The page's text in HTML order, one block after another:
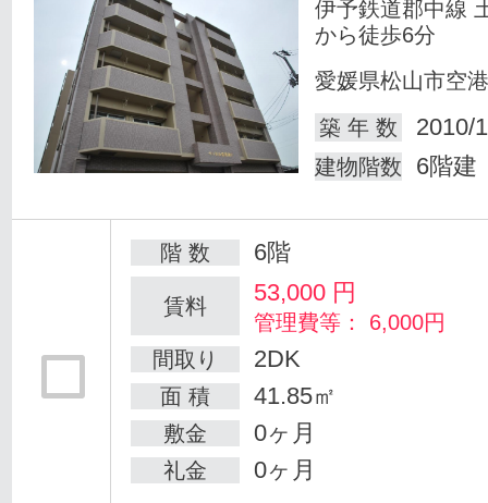
伊予鉄道郡中線
から徒歩6分
愛媛県松山市空
築 年 数
2010/
建物階数 6階建
階 数 6階
賃料 53,000 円
管理費等： 6,000円
間取り
2DK
面 積 41.85㎡
敷金 0ヶ月
礼金 0ヶ月